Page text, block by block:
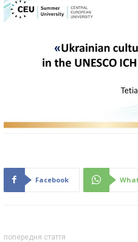
Facebook
попередня стаття